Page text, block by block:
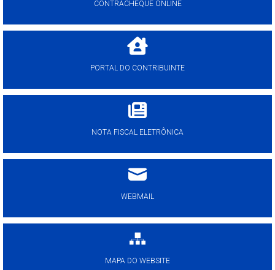
CONTRACHEQUE ONLINE
PORTAL DO CONTRIBUINTE
NOTA FISCAL ELETRÔNICA
WEBMAIL
MAPA DO WEBSITE